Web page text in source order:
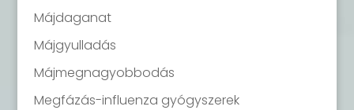
Májdaganat
Májgyulladás
Májmegnagyobbodás
Megfázás-influenza gyógyszerek